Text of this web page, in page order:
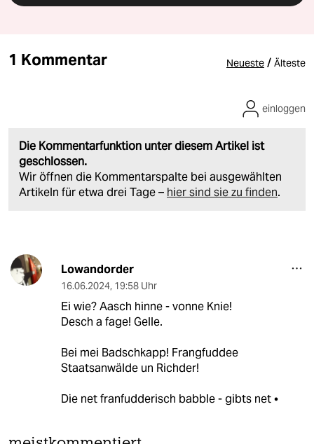
1 Kommentar Neueste / Älteste
Die Kommentarfunktion unter diesem Artikel ist
geschlossen.
Wir öffnen die Kommentarspalte bei ausgewählten
Artikeln für etwa drei Tage – hier sind sie zu finden.
einloggen
Lowandorder
16.06.2024, 19:58 Uhr
Ei wie? Aasch hinne - vonne Knie!
Desch a fage! Gelle.
Bei mei Badschkapp! Frangfuddee
Staatsanwälde un Richder!
Die net franfudderisch babble - gibts net •